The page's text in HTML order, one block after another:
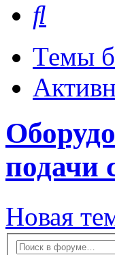
Темы
подачи
Новая